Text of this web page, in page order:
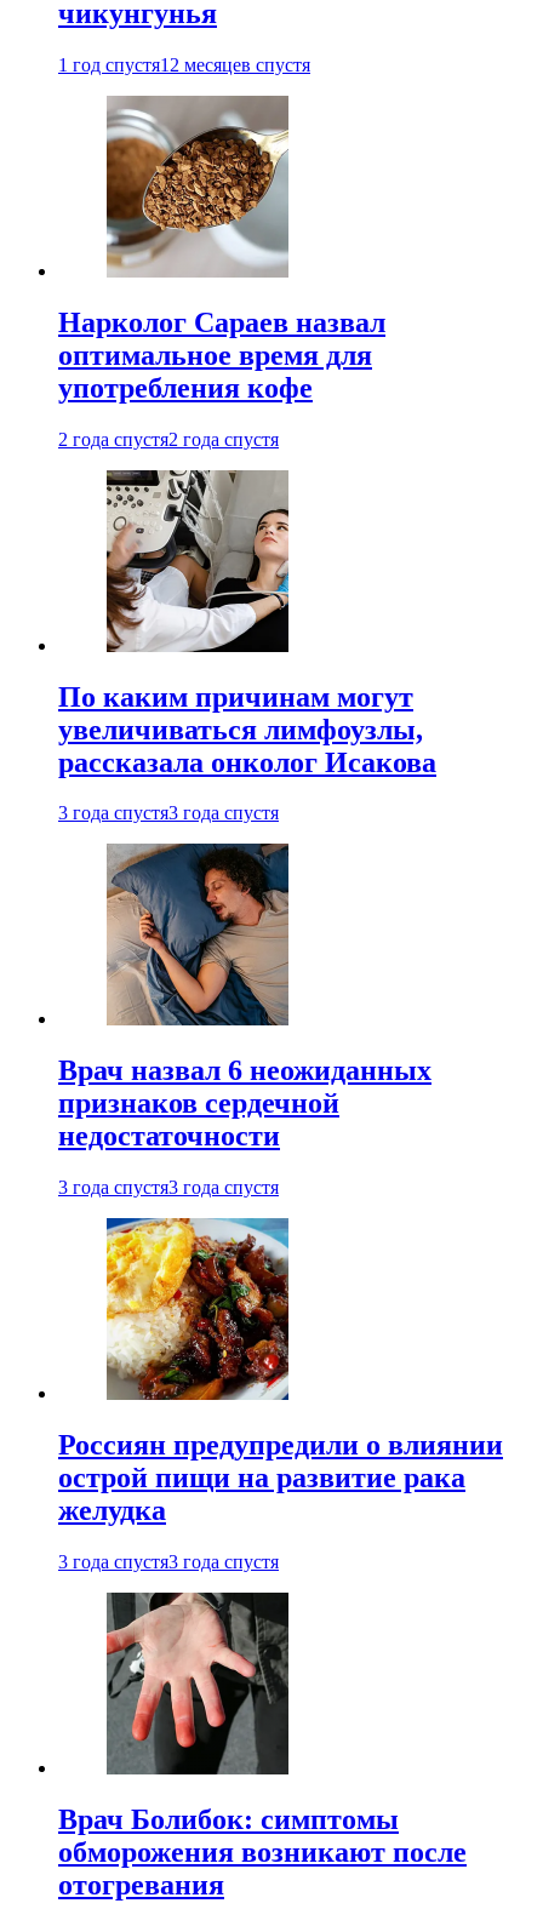
чикунгунья
1 год спустя12 месяцев спустя
Нарколог Сараев назвал
оптимальное время для
употребления кофе
2 года спустя2 года спустя
По каким причинам могут
увеличиваться лимфоузлы,
рассказала онколог Исакова
3 года спустя3 года спустя
Врач назвал 6 неожиданных
признаков сердечной
недостаточности
3 года спустя3 года спустя
Россиян предупредили о влиянии
острой пищи на развитие рака
желудка
3 года спустя3 года спустя
Врач Болибок: симптомы
обморожения возникают после
отогревания